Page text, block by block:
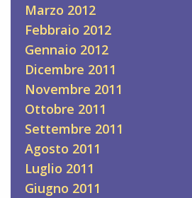
Marzo 2012
Febbraio 2012
Gennaio 2012
Dicembre 2011
Novembre 2011
Ottobre 2011
Settembre 2011
Agosto 2011
Luglio 2011
Giugno 2011